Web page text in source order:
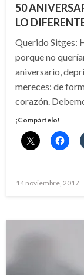
50
LO
Querido Sitges:
porque no
aniversario,
mereces: de
corazón.
¡Compártelo!
Publicado
14 noviembre, 2017